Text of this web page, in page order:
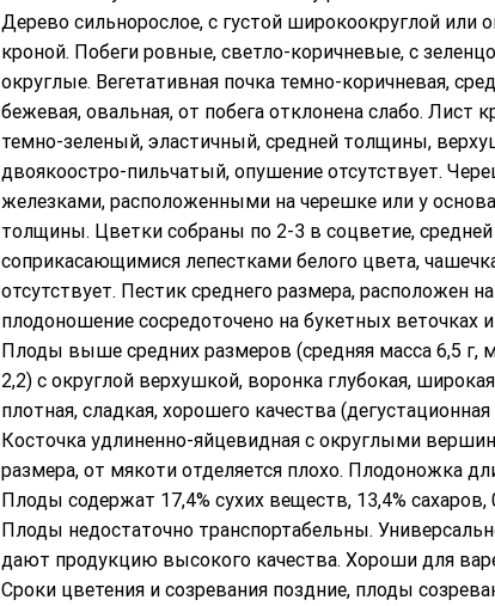
Дерево сильнорослое, с густой широкоокруглой или
кроной. Побеги ровные, светло-коричневые, с
округлые. Вегетативная почка темно-коричневая,
бежевая, овальная, от побега отклонена слабо.
темно-зеленый, эластичный, средней толщины,
двоякоостро-пильчатый, опушение отсутствует.
железками, расположенными на черешке или у
толщины. Цветки собраны по 2-3 в соцветие,
соприкасающимися лепестками белого цвета,
отсутствует. Пестик среднего размера, расположен
плодоношение сосредоточено на букетных веточках
Плоды выше средних размеров (средняя масса 6,5 г,
2,2) с округлой верхушкой, воронка глубокая,
плотная, сладкая, хорошего качества
Косточка удлиненно-яйцевидная с округлыми
размера, от мякоти отделяется плохо. Плодоножка
Плоды содержат 17,4% сухих веществ, 13,4%
Плоды недостаточно транспортабельны.
дают продукцию высокого качества. Хороши для
Сроки цветения и созревания поздние, плоды